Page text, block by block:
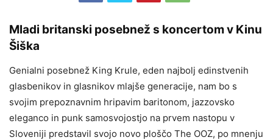
Mladi britanski posebnež s koncertom v Kinu
Šiška
Genialni posebnež King Krule, eden najbolj edinstvenih
glasbenikov in glasnikov mlajše generacije, nam bo s
svojim prepoznavnim hripavim baritonom, jazzovsko
eleganco in punk samosvojostjo na prvem nastopu v
Sloveniji predstavil svojo novo ploščo The OOZ, po mnenju